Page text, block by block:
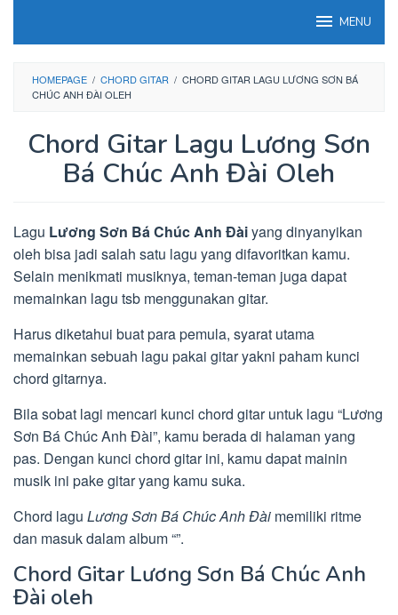
MENU
HOMEPAGE / CHORD GITAR / CHORD GITAR LAGU LƯƠNG SƠN BÁ
CHÚC ANH ĐÀI OLEH
Chord Gitar Lagu Lương Sơn
Bá Chúc Anh Đài Oleh
Lagu Lương Sơn Bá Chúc Anh Đàiyang dinyanyikan
oleh bisa jadi salah satu lagu yang difavoritkan kamu.
Selain menikmati musiknya, teman-teman juga dapat
memainkan lagu tsb menggunakan gitar.
Harus diketahui buat para pemula, syarat utama
memainkan sebuah lagu pakai gitar yakni paham kunci
chord gitarnya.
Bila sobat lagi mencari kunci chord gitar untuk lagu “Lương
Sơn Bá Chúc Anh Đài”, kamu berada di halaman yang
pas. Dengan kunci chord gitar ini, kamu dapat mainin
musik ini pake gitar yang kamu suka.
Chord lagu Lương Sơn Bá Chúc Anh Đài memiliki ritme
dan masuk dalam album “”.
Chord Gitar Lương Sơn Bá Chúc Anh
Đài oleh